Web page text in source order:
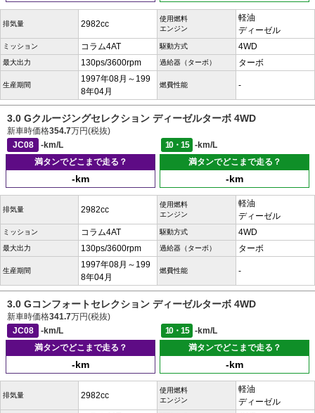
排気量 2982cc
使用燃料
エンジン
軽油
ディーゼル
ミッション コラム4AT 駆動方式 4WD
最大出力 130ps/3600rpm 過給器（ターボ） ターボ
生産期間
1997年08月～199
8年04月
燃費性能 -
3.0 Gクルージングセレクション ディーゼルターボ 4WD
新車時価格354.7万円(税抜)
JC08
-km/L 10・15
-km/L
満タンでどこまで走る？
-km
満タンでどこまで走る？
-km
排気量 2982cc
使用燃料
エンジン
軽油
ディーゼル
ミッション コラム4AT 駆動方式 4WD
最大出力 130ps/3600rpm 過給器（ターボ） ターボ
生産期間
1997年08月～199
8年04月
燃費性能 -
3.0 Gコンフォートセレクション ディーゼルターボ 4WD
新車時価格341.7万円(税抜)
JC08
-km/L 10・15
-km/L
満タンでどこまで走る？
-km
満タンでどこまで走る？
-km
排気量 2982cc
使用燃料
エンジン
軽油
ディーゼル